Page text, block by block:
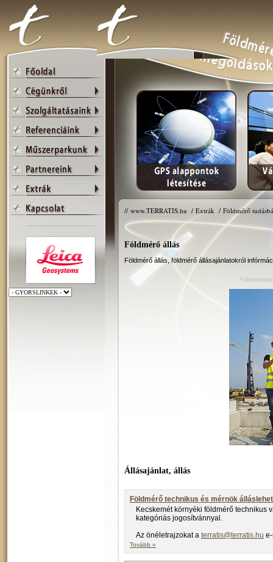
// www.TERRATIS.hu / Extrák / Földmérő
Földmérő állás
Földmérő állás, földmérő állásajánlatokról
Állásajánlat, állás
Földmérő technikus és mérnök
Kecskemét környéki földmérő technikus
kategóriás jogosítvánnyal.
Az önéletrajzokat a terratis@terratis.hu
Tovább »